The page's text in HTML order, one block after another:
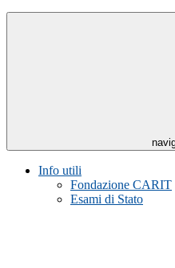
Info utili
Fondazione CARIT
Esami di Stato